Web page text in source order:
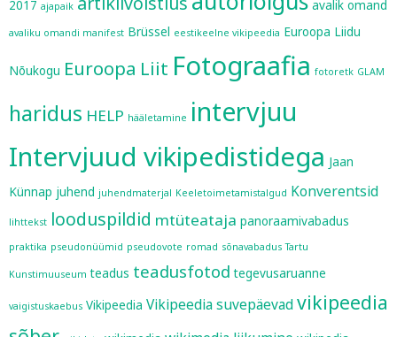
2017 ajapaik avalik omand
avaliku omandi manifest Brüssel eestikeelne vikipeedia Euroopa Liidu
Nõukogu Euroopa Liit Fotograafia fotoretk GLAM
haridus HELP hääletamine intervjuu
Intervjuud vikipedistidega Jaan
Künnap juhend juhendmaterjal Keeletoimetamistalgud Konverentsid
lihttekst looduspildid mtüteataja panoraamivabadus
praktika pseudonüümid pseudovote romad sõnavabadus Tartu
Kunstimuuseum teadus teadusfotod tegevusaruanne
vaigistuskaebus Vikipeedia Vikipeedia suvepäevadvikipeedia